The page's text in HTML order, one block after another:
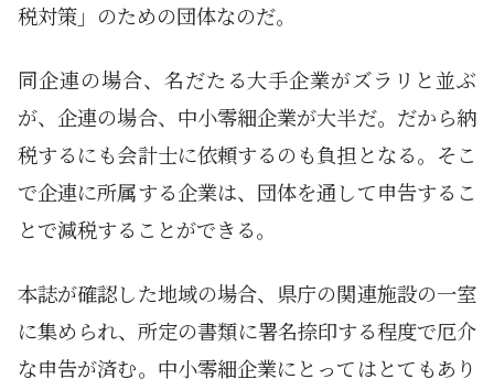
税対策」のための団体なのだ。
同企連の場合、名だたる大手企業がズラリと並ぶ
が、企連の場合、中小零細企業が大半だ。だから納
税するにも会計士に依頼するのも負担となる。そこ
で企連に所属する企業は、団体を通して申告するこ
とで減税することができる。
本誌が確認した地域の場合、県庁の関連施設の一室
に集められ、所定の書類に署名捺印する程度で厄介
な申告が済む。中小零細企業にとってはとてもあり